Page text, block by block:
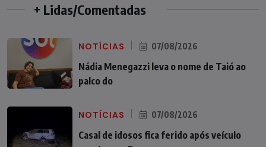
+ Lidas/Comentadas
NOTÍCIAS 07/08/2026
Nádia Menegazzi leva o nome de Taió ao
palco do
NOTÍCIAS 07/08/2026
Casal de idosos fica ferido após veículo